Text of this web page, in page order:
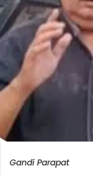
Gandi Parapat